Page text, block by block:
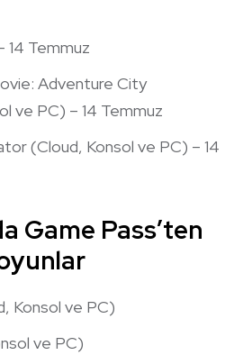
14 Temmuz
Adventure City
ve PC) – 14 Temmuz
(Cloud, Konsol ve PC) – 14
Game Pass’ten
Konsol ve PC)
ve PC)